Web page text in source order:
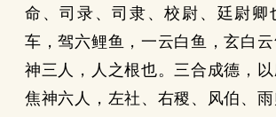
命、司录、司隶、校尉、廷尉卿
车，驾六鲤鱼，一云白鱼，玄白云
神三人，人之根也。三合成德，
焦神六人，左社、右稷、风伯、